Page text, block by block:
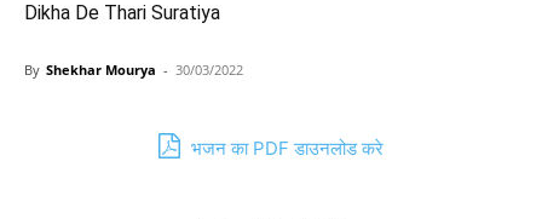
Dikha De Thari Suratiya
By Shekhar Mourya - 30/03/2022
भजन का PDF डाउनलोड करे